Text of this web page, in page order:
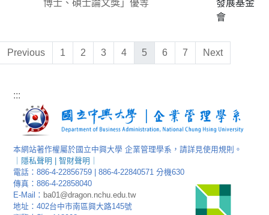
博士、碩士論文獎」優等
發展基金
會
Previous 1 2 3 4 5 6 7 Next
:::
本網站著作權屬於國立中興大學 企業管理學系，請詳見使用規則。
隱私聲明 |智財聲明
電話：886-4-22856759 | 886-4-22840571 分機630
傳真：886-4-22858040
E-Mail： ba01@dragon.nchu.edu.tw
地址：402台中市南區興大路145號